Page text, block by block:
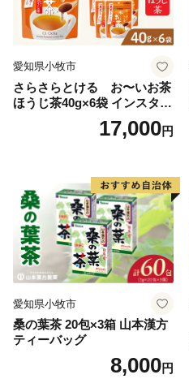
愛知県小牧市
さらさらとける お〜いお茶
ほうじ茶40g×6袋 インスタン
トほうじ茶 粉末ほうじ茶 粉
末茶 おーいお茶 粉末緑茶
17,000円
愛知県小牧市
桑の葉茶 20包×3箱 山本漢方
ティーバッグ
8,000円